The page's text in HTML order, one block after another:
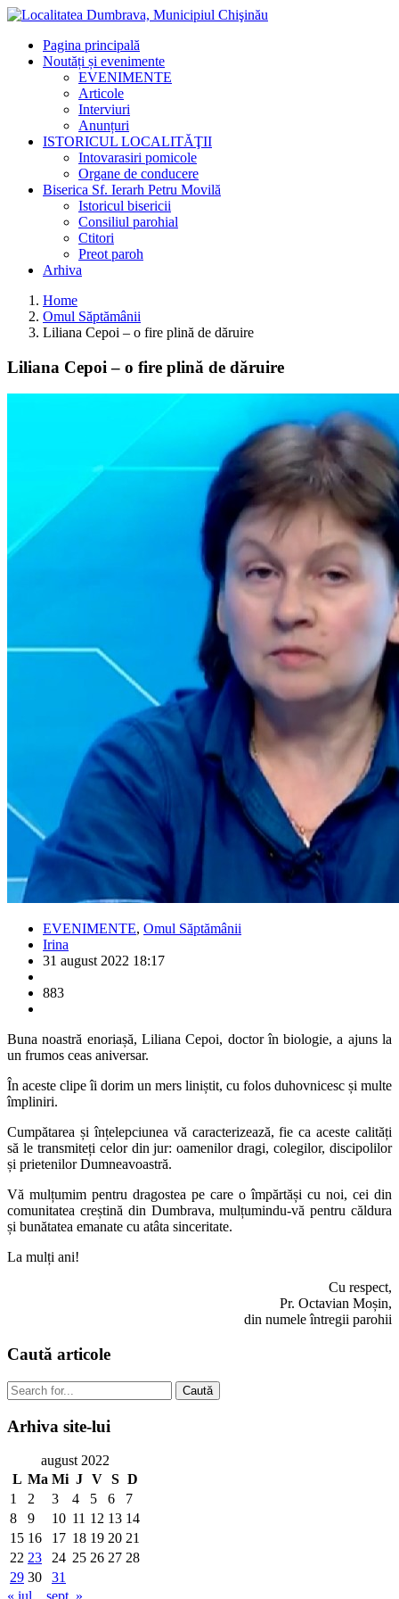
Pagina principală
Noutăți și evenimente
EVENIMENTE
Articole
Interviuri
Anunțuri
ISTORICUL LOCALITĂŢII
Intovarasiri pomicole
Organe de conducere
Biserica Sf. Ierarh Petru Movilă
Istoricul bisericii
Consiliul parohial
Ctitori
Preot paroh
Arhiva
Home
Omul Săptămânii
Liliana Cepoi – o fire plină de dăruire
Liliana Cepoi – o fire plină de dăruire
EVENIMENTE, Omul Săptămânii
Irina
31 august 2022 18:17
883
Buna noastră enoriașă, Liliana Cepoi, doctor în biologie, a ajuns la
un frumos ceas aniversar.
În aceste clipe îi dorim un mers liniștit, cu folos duhovnicesc și multe
împliniri.
Cumpătarea și înțelepciunea vă caracterizează, fie ca aceste calități
să le transmiteți celor din jur: oamenilor dragi, colegilor, discipolilor
și prietenilor Dumneavoastră.
Vă mulțumim pentru dragostea pe care o împărtăși cu noi, cei din
comunitatea creștină din Dumbrava, mulțumindu-vă pentru căldura
și bunătatea emanate cu atâta sinceritate.
La mulți ani!
Cu respect,
Pr. Octavian Moșin,
din numele întregii parohii
Caută articole
Caută
Arhiva site-lui
august 2022
L Ma Mi J V S D
1
2 3 4 5 6
7
8
9 10 11 12 13 14
15 16 17 18 19 20 21
22 23 24 25 26 27 28
29 30
31